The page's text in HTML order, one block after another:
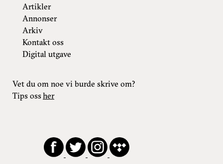
Artikler
Annonser
Arkiv
Kontakt oss
Digital utgave
Vet du om noe vi burde skrive om?
Tips ossher